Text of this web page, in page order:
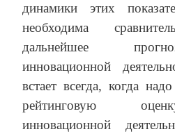
динамики этих
необходима
дальнейшее
инновационной
встает всегда, когда
рейтинговую
инновационной